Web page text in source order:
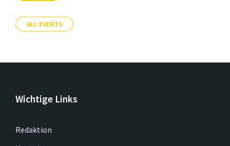
ALL EVENTS
Wichtige Links
Redaktion